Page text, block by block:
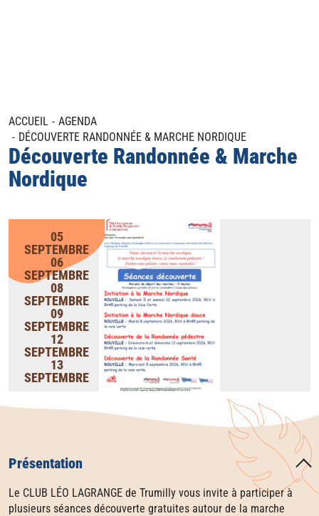
ACCUEIL
AGENDA
DÉCOUVERTE RANDONNÉE & MARCHE NORDIQUE
Découverte Randonnée & Marche
Nordique
05
SEPTEMBRE
06
SEPTEMBRE
08
SEPTEMBRE
09
SEPTEMBRE
12
SEPTEMBRE
13
SEPTEMBRE
Présentation
Le CLUB LÉO LAGRANGE de Trumilly vous invite à participer à
plusieurs séances découverte gratuites autour de la marche